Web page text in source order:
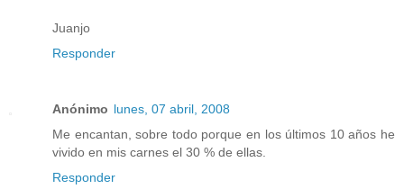
Juanjo
Responder
Anónimo lunes, 07 abril, 2008
Me encantan, sobre todo porque en los últimos 10 años he
vivido en mis carnes el 30 % de ellas.
Responder